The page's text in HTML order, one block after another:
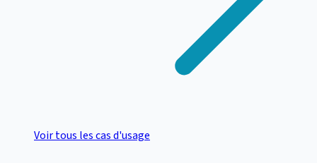
Voir tous les cas d'usage